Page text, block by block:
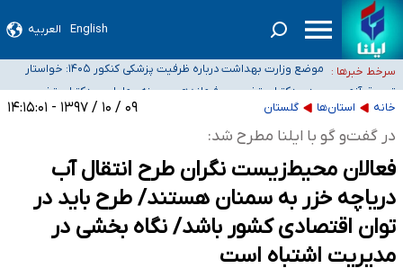
English العربیه
سرخط خبرها :
۴۰ تا ۵۰ روز گرمای نسبی در پیش داریم/ دمای تهران به ۳۸ درجه می‌رسد
موضع وزارت بهداشت درباره ظرفیت پزشکی کنکور ۱۴۰۵: خواستار
اصلاح ظرفیت‌ها هستیم، اما هنوز پاسخ مشخصی نگرفته‌ایم
تعویق آزمون ورودی دکترای تخصصی فرماندهی صحنه عملیات و
دکترای تخصصی جغرافیای نظامی دافوس آجا
خبرنگاران راویان حقیقت با دغدغه نان، مسکن و بیمه
آستانه هشدار
خانه استان‌ها گلستان ۰۹ / ۱۰ / ۱۳۹۷ - ۱۴:۱۵:۰۱
در گفت‌و گو با ایلنا مطرح شد:
فعالان محیط‌زیست نگران طرح انتقال آب
دریاچه خزر به سمنان هستند/ طرح باید در
توان اقتصادی کشور باشد/ نگاه بخشی در
مدیریت اشتباه است